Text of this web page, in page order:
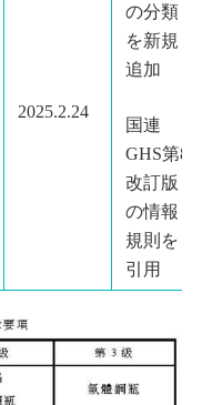
2025.2.24
の分類
を新規
追加
国連
GHS第8
改訂版
の情報
規則を
引用